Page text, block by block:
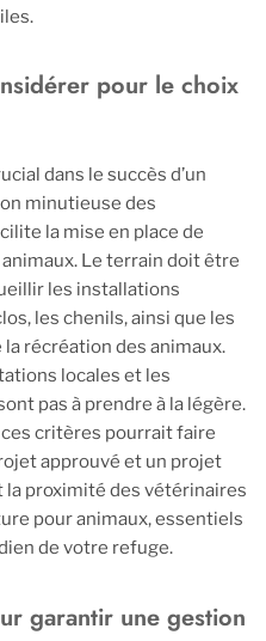
pour le choix
dans le succès d’un
minutieuse des
la mise en place de
Le terrain doit être
les installations
les chenils, ainsi que les
récréation des animaux.
locales et les
pas à prendre à la légère.
critères pourrait faire
approuvé et un projet
proximité des vétérinaires
pour animaux, essentiels
de votre refuge.
garantir une gestion